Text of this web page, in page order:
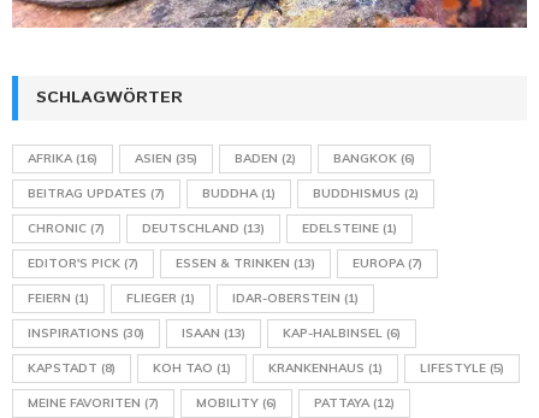
SCHLAGWÖRTER
AFRIKA(16) ASIEN (35) BADEN (2) BANGKOK (6)
BEITRAG UPDATES (7) BUDDHA(1) BUDDHISMUS (2)
CHRONIC (7) DEUTSCHLAND (13) EDELSTEINE (1)
EDITOR'S PICK (7) ESSEN & TRINKEN (13) EUROPA(7)
FEIERN (1) FLIEGER (1) IDAR-OBERSTEIN (1)
INSPIRATIONS (30) ISAAN (13) KAP-HALBINSEL (6)
KAPSTADT (8) KOH TAO (1) KRANKENHAUS (1) LIFESTYLE (5)
MEINE FAVORITEN (7) MOBILITY (6) PATTAYA(12)